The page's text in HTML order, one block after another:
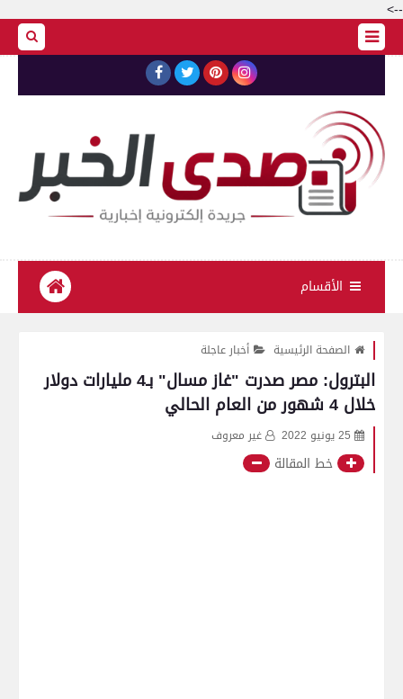
-->
الأقسام
الصفحة الرئيسية أخبار عاجلة
البترول: مصر صدرت "غاز مسال" بـ4 مليارات دولار
خلال 4 شهور من العام الحالي
25 يونيو 2022 غير معروف
خط المقالة